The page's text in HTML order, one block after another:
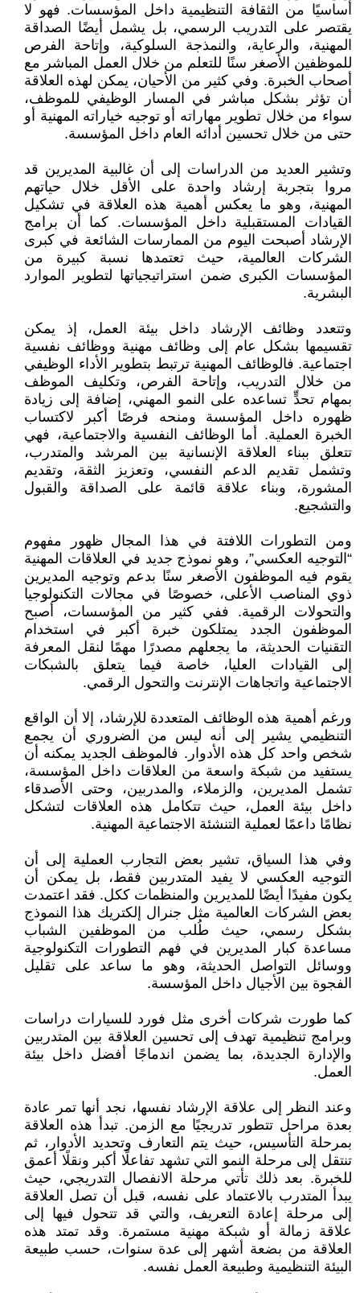
أساسيًا من الثقافة التنظيمية داخل المؤسسات. فهو لا
يقتصر على التدريب الرسمي، بل يشمل أيضًا الصداقة
المهنية، والرعاية، والنمذجة السلوكية، وإتاحة الفرص
للموظفين الأصغر سنًا للتعلم من خلال العمل المباشر مع
أصحاب الخبرة. وفي كثير من الأحيان، يمكن لهذه العلاقة
أن تؤثر بشكل مباشر في المسار الوظيفي للموظف،
سواء من خلال تطوير مهاراته أو توجيه خياراته المهنية أو
حتى من خلال تحسين أدائه العام داخل المؤسسة.
وتشير العديد من الدراسات إلى أن غالبية المديرين قد
مروا بتجربة إرشاد واحدة على الأقل خلال حياتهم
المهنية، وهو ما يعكس أهمية هذه العلاقة في تشكيل
القيادات المستقبلية داخل المؤسسات. كما أن برامج
الإرشاد أصبحت اليوم من الممارسات الشائعة في كبرى
الشركات العالمية، حيث تعتمدها نسبة كبيرة من
المؤسسات الكبرى ضمن استراتيجياتها لتطوير الموارد
البشرية.
وتتعدد وظائف الإرشاد داخل بيئة العمل، إذ يمكن
تقسيمها بشكل عام إلى وظائف مهنية ووظائف نفسية
اجتماعية. فالوظائف المهنية ترتبط بتطوير الأداء الوظيفي
من خلال التدريب، وإتاحة الفرص، وتكليف الموظف
بمهام تحدٍّ تساعده على النمو المهني، إضافة إلى زيادة
ظهوره داخل المؤسسة ومنحه فرصًا أكبر لاكتساب
الخبرة العملية. أما الوظائف النفسية والاجتماعية، فهي
تتعلق ببناء العلاقة الإنسانية بين المرشد والمتدرب،
وتشمل تقديم الدعم النفسي، وتعزيز الثقة، وتقديم
المشورة، وبناء علاقة قائمة على الصداقة والقبول
والتشجيع.
ومن التطورات اللافتة في هذا المجال ظهور مفهوم
“التوجيه العكسي”، وهو نموذج جديد في العلاقات المهنية
يقوم فيه الموظفون الأصغر سنًا بدعم وتوجيه المديرين
ذوي المناصب الأعلى، خصوصًا في مجالات التكنولوجيا
والتحولات الرقمية. ففي كثير من المؤسسات، أصبح
الموظفون الجدد يمتلكون خبرة أكبر في استخدام
التقنيات الحديثة، ما يجعلهم مصدرًا مهمًا لنقل المعرفة
إلى القيادات العليا، خاصة فيما يتعلق بالشبكات
الاجتماعية واتجاهات الإنترنت والتحول الرقمي.
ورغم أهمية هذه الوظائف المتعددة للإرشاد، إلا أن الواقع
التنظيمي يشير إلى أنه ليس من الضروري أن يجمع
شخص واحد كل هذه الأدوار. فالموظف الجديد يمكنه أن
يستفيد من شبكة واسعة من العلاقات داخل المؤسسة،
تشمل المديرين، والزملاء، والمدربين، وحتى الأصدقاء
داخل بيئة العمل، حيث تتكامل هذه العلاقات لتشكل
نظامًا داعمًا لعملية التنشئة الاجتماعية المهنية.
وفي هذا السياق، تشير بعض التجارب العملية إلى أن
التوجيه العكسي لا يفيد المتدربين فقط، بل يمكن أن
يكون مفيدًا أيضًا للمديرين والمنظمات ككل. فقد اعتمدت
بعض الشركات العالمية مثل جنرال إلكتريك هذا النموذج
بشكل رسمي، حيث طُلب من الموظفين الشباب
مساعدة كبار المديرين في فهم التطورات التكنولوجية
ووسائل التواصل الحديثة، وهو ما ساعد على تقليل
الفجوة بين الأجيال داخل المؤسسة.
كما طورت شركات أخرى مثل فورد للسيارات دراسات
وبرامج تنظيمية تهدف إلى تحسين العلاقة بين المتدربين
والإدارة الجديدة، بما يضمن اندماجًا أفضل داخل بيئة
العمل.
وعند النظر إلى علاقة الإرشاد نفسها، نجد أنها تمر عادة
بعدة مراحل تتطور تدريجيًا مع الزمن. تبدأ هذه العلاقة
بمرحلة التأسيس، حيث يتم التعارف وتحديد الأدوار، ثم
تنتقل إلى مرحلة النمو التي تشهد تفاعلًا أكبر ونقلًا أعمق
للخبرة. بعد ذلك تأتي مرحلة الانفصال التدريجي، حيث
يبدأ المتدرب بالاعتماد على نفسه، قبل أن تصل العلاقة
إلى مرحلة إعادة التعريف، والتي قد تتحول فيها إلى
علاقة زمالة أو شبكة مهنية مستمرة. وقد تمتد هذه
العلاقة من بضعة أشهر إلى عدة سنوات، حسب طبيعة
البيئة التنظيمية وطبيعة العمل نفسه.